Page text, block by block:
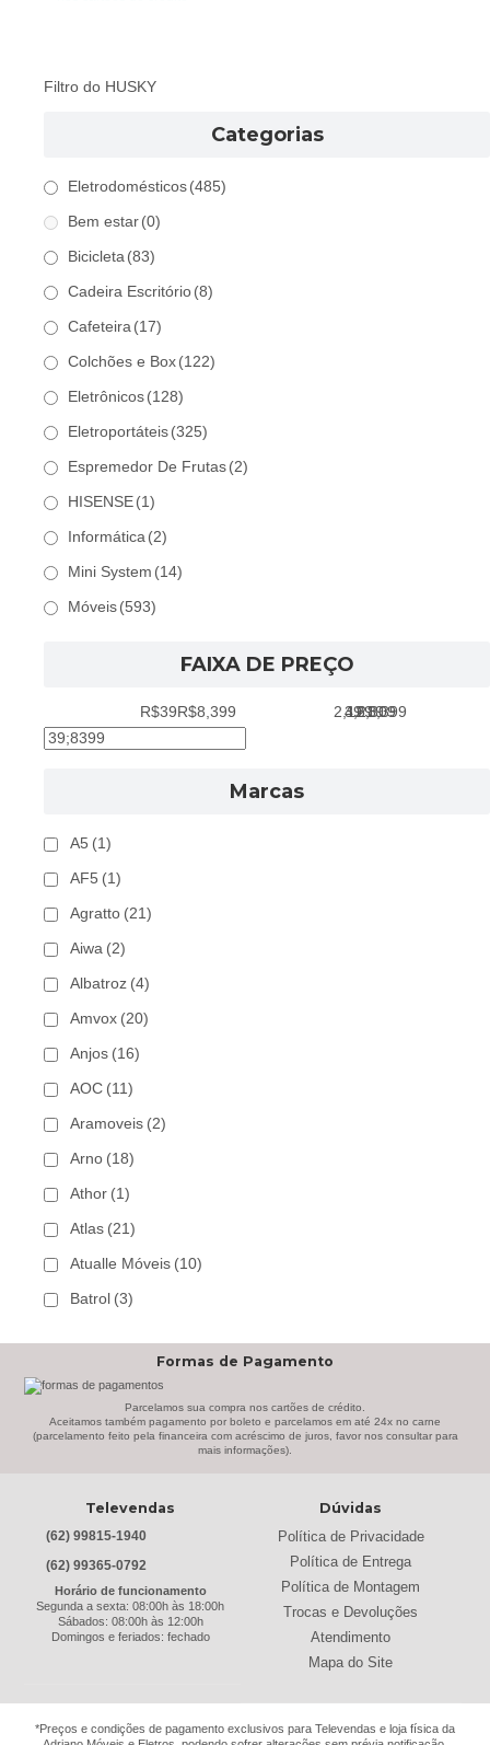
Filtro do HUSKY
Categorias
Eletrodomésticos (485)
Bem estar (0)
Bicicleta (83)
Cadeira Escritório (8)
Cafeteira (17)
Colchões e Box (122)
Eletrônicos (128)
Eletroportáteis (325)
Espremedor De Frutas (2)
HISENSE (1)
Informática (2)
Mini System (14)
Móveis (593)
FAIXA DE PREÇO
R$39 R$8,399 39
2,129
4,219
6,309
8,399
Marcas
A5 (1)
AF5 (1)
Agratto (21)
Aiwa (2)
Albatroz (4)
Amvox (20)
Anjos (16)
AOC (11)
Aramoveis (2)
Arno (18)
Athor (1)
Atlas (21)
Atualle Móveis (10)
Batrol (3)
Bem Estar Clima (2)
Bem Estar Estofados (3)
Bertolini (2)
Best (9)
Braslar (6)
cadence
Formas de Pagamento
Parcelamos sua compra nos cartões de crédito.
Aceitamos também pagamento por boleto e parcelamos em até 24x no carne
(parcelamento feito pela financeira com acréscimo de juros, favor nos consultar para
mais informações).
Televendas
(62) 99815-1940
(62) 99365-0792
Horário de funcionamento
Segunda a sexta: 08:00h às 18:00h
Sábados: 08:00h às 12:00h
Domingos e feriados: fechado
Dúvidas
Política de Privacidade
Política de Entrega
Política de Montagem
Trocas e Devoluções
Atendimento
Mapa do Site
*Preços e condições de pagamento exclusivos para Televendas e loja física da